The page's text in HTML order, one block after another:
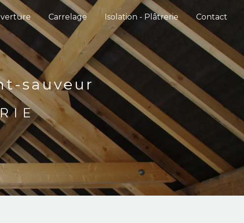
Carrelage Isolation - Plâtrerie Contact
sauveur